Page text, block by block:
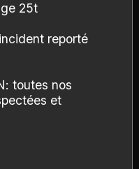
25t
reporté
toutes nos
et